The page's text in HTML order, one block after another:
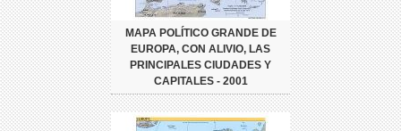
MAPA POLÍTICO GRANDE DE
EUROPA, CON ALIVIO, LAS
PRINCIPALES CIUDADES Y
CAPITALES - 2001